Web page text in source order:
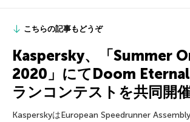
こちらの記事もどうぞ
Kaspersky、「Summer
2020」にてDoom
ランコンテストを共同開
KasperskyはEuropean Speedrunner